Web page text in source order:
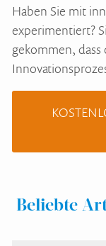
Haben Sie mit
experimentiert?
gekommen, dass
Beliebte